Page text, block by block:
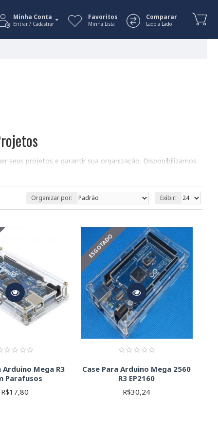
Minha Conta
Entrar / Cadastrar
Favoritos
Minha Lista
Comparar
Lado a Lado
seus projetos e garantir sua organização. Disponibilizamos
Arduino (Uno, Mega, Nano, etc.). Alguns cases são
de fixação. Considere a praticidade e a segurança da
para acesso aos pinos, portas USB, etc. A escolha
específicos, ou se um case fechado oferece
resistência e estética.
e organizar seus projetos.
Organizar por: Exibir:
Arduino Mega R3
Parafusos
R$17,80
ESGOTADO
Case Para Arduino Mega 2560
R3 EP2160
R$30,24